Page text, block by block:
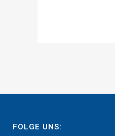
FOLGE UNS: